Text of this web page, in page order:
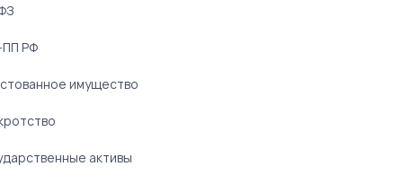
ПП РФ
имущество
активы